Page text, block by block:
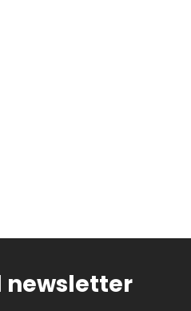
newsletter